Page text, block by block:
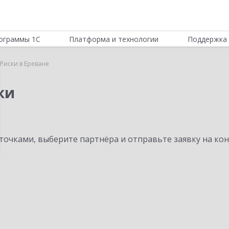
1С Платформа и технологии Поддержка
в Ереване
выберите партнёра и отправьте заявку на